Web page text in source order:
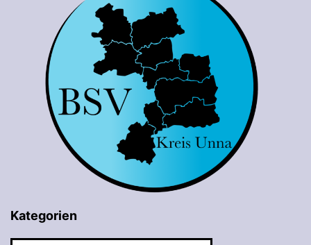
Kategorien